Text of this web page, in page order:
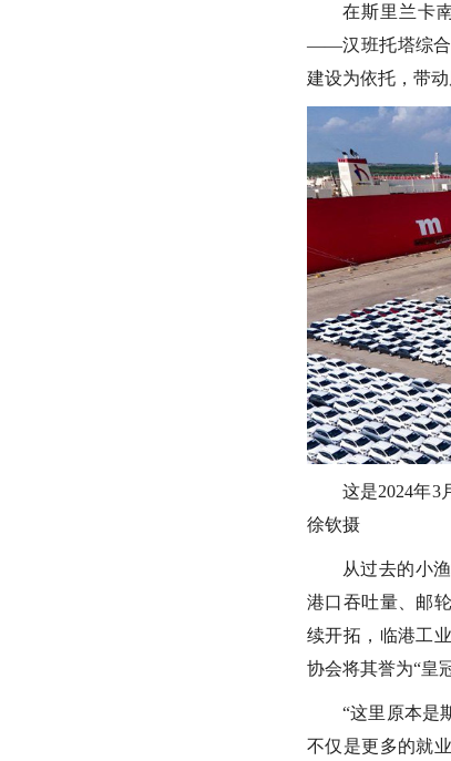
在斯里兰卡
——汉班托塔综合
建设为依托，带
这是2024年3
徐钦摄
从过去的小
港口吞吐量、邮
续开拓，临港工
协会将其誉为“皇
“这里原本是
不仅是更多的就